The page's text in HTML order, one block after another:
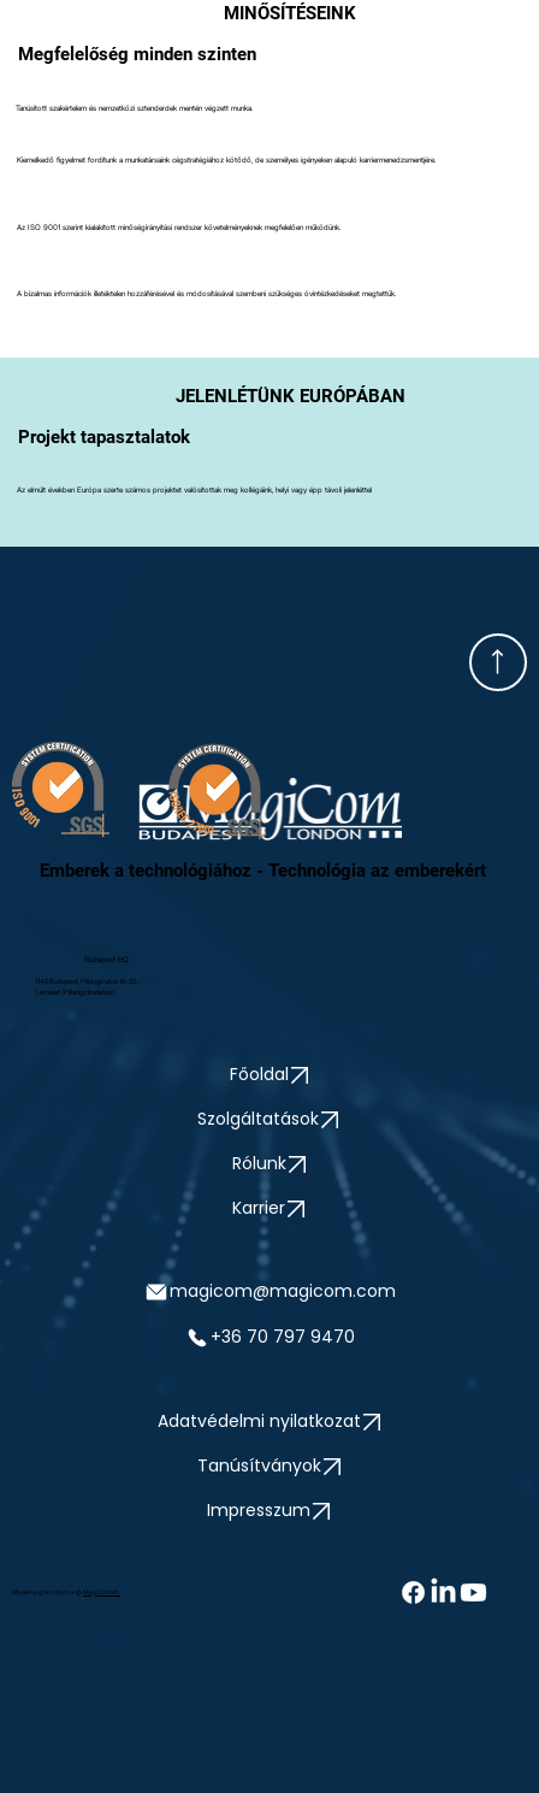
MINŐSÍTÉSEINK
Megfelelőség minden szinten
Tanúsított szakértelem és nemzetközi sztenderdek mentén végzett munka.
Kiemelkedő figyelmet fordítunk a munkatársaink cégstratégiához kötődő, de személyes igényeken alapuló karriermenedzsmentjére.
Az ISO 9001 szerint kialakított minőségirányítási rendszer követelményeknek megfelelően működünk.
A bizalmas információk illetéktelen hozzáférésével és módosításával szembeni szükséges óvintézkedéseket megtettük.
JELENLÉTÜNK EURÓPÁBAN
Projekt tapasztalatok
Az elmúlt években Európa szerte számos projektet valósítottak meg kollégáink, helyi vagy épp távoli jelenléttel
Emberek a technológiához - Technológia az emberekért
Budapest HQ
1149 Budapest, Pillangó utca 16-20.
1. emelet (Pillangó Irodaház)
Főoldal
Szolgáltatások
Rólunk
Karrier
magicom@magicom.com
+36 70 797 9470
Adatvédelmi nyilatkozat
Tanúsítványok
Impresszum
Minden jog fenntartva @ MagiCom Kft.